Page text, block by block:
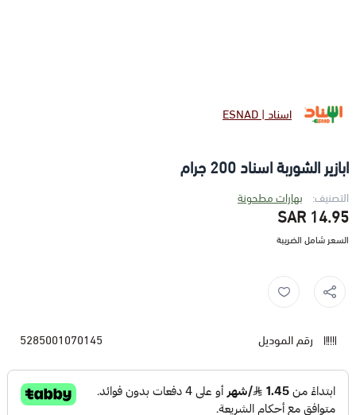
اسناد | ESNAD
ابازير الشوربة اسناد 200 جرام
التصنيف: بهارات مطحونة
14.95 SAR
السعر شامل الضريبة
رقم الموديل 5285001070145